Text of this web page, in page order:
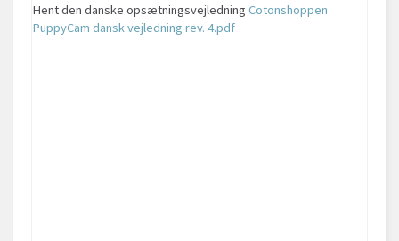
Hent den danske opsætningsvejledning Cotonshoppen
PuppyCam dansk vejledning rev. 4.pdf